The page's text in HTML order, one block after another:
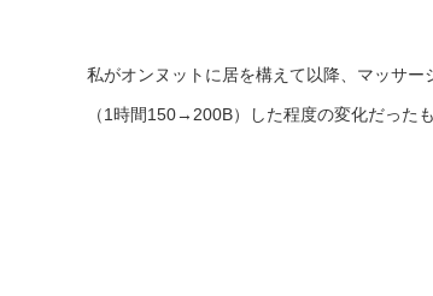
私がオンヌットに居を構えて以降、マッサ
（1時間150→200B）した程度の変化だった